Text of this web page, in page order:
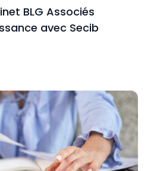
BLG Associés
avec Secib